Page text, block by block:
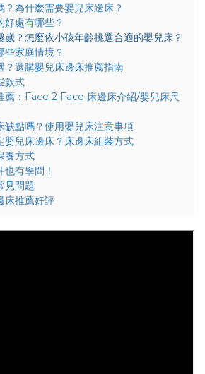
？為什麼需要嬰兒床邊床？
好處有哪些？
歲？怎麼依小孩年齡挑選合適的嬰兒床？
些家庭情境？
？選購嬰兒床邊床推薦指南
款式
薦：Face 2 Face 床邊床介紹/嬰兒床尺
缺點嗎？使用嬰兒床注意事項
嬰兒床邊床？床邊床組裝方式
養方式
有學問！
見問題
床推薦好評